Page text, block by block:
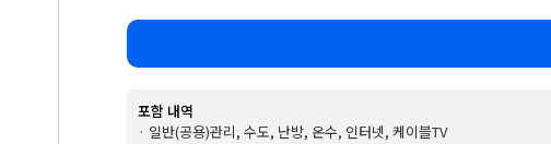
포함 내역
· 일반(공용)관리, 수도, 난방, 온수, 인터넷, 케이블TV